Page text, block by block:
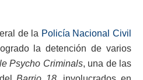
de la Policía Nacional Civil
la detención de varios
Psycho Criminals, una de las